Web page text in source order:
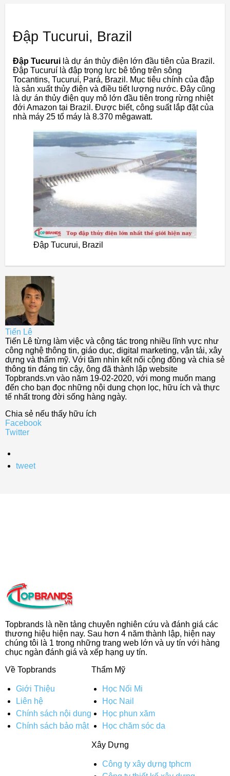
Đập Tucurui, Brazil
Đập Tucurui là dự án thủy điện lớn đầu tiên của Brazil.
Đập Tucuruí là đập trọng lực bê tông trên sông
Tocantins, Tucuruí, Pará, Brazil. Mục tiêu chính của đập
là sản xuất thủy điện và điều tiết lượng nước. Đây cũng
là dự án thủy điện quy mô lớn đầu tiên trong rừng nhiệt
đới Amazon tại Brazil. Được biết, công suất lắp đặt của
nhà máy 25 tổ máy là 8.370 mêgawatt.
Đập Tucurui, Brazil
Tiến Lê
Tiến Lê từng làm việc và cộng tác trong nhiều lĩnh vực như
công nghệ thông tin, giáo dục, digital marketing, vận tải, xây
dựng và thẩm mỹ. Với tầm nhìn kết nối cộng đồng và chia sẻ
thông tin đáng tin cậy, ông đã thành lập website
Topbrands.vn vào năm 19-02-2020, với mong muốn mang
đến cho bạn đọc những nội dung chọn lọc, hữu ích và thực
tế nhất trong đời sống hàng ngày.
Chia sẻ nếu thấy hữu ích
Facebook
Twitter
tweet
Topbrands là nền tảng chuyên nghiên cứu và đánh giá các
thương hiệu hiện nay. Sau hơn 4 năm thành lập, hiện nay
chúng tôi là 1 trong những trang web lớn và uy tín với hàng
chục ngàn đánh giá và xếp hạng uy tín.
Về Topbrands
Giới Thiệu
Liên hệ
Chính sách nội dung
Chính sách bảo mật
Thẩm Mỹ
Học Nối Mi
Học Nail
Học phun xăm
Học chăm sóc da
Xây Dựng
Công ty xây dựng tphcm